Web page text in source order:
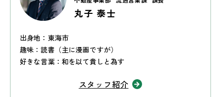
丸子 泰士
出身地：東海市
趣味：読書（主に漫画ですが）
好きな言葉：和を以て貴しと為す
スタッフ紹介